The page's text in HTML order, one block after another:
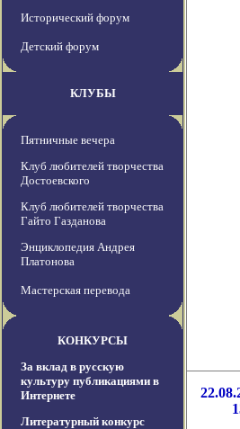
Исторический форум
Детский форум
КЛУБЫ
Пятничные вечера
Клуб любителей творчества
Достоевского
Клуб любителей творчества
Гайто Газданова
Энциклопедия Андрея
Платонова
Мастерская перевода
КОНКУРСЫ
За вклад в русскую
культуру публикациями в
Интернете
Литературный конкурс